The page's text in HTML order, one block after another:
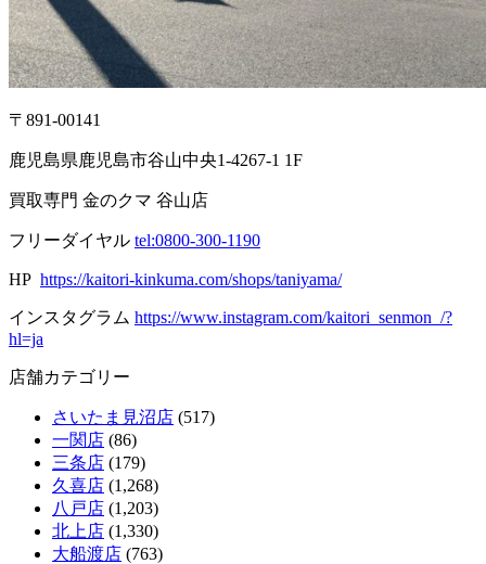
〒891-00141
鹿児島県鹿児島市谷山中央1-4267-1 1F
買取専門 金のクマ 谷山店
フリーダイヤル tel:0800-300-1190
HP https://kaitori-kinkuma.com/shops/taniyama/
インスタグラム https://www.instagram.com/kaitori_senmon_/?
hl=ja
店舗カテゴリー
さいたま見沼店 (517)
一関店 (86)
三条店 (179)
久喜店 (1,268)
八戸店 (1,203)
北上店 (1,330)
大船渡店 (763)